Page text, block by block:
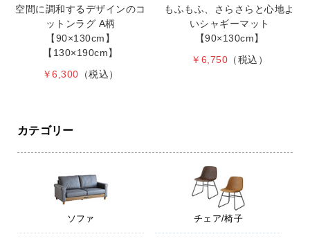
空間に調和するデザインのコ
ットンラグ A柄
【90×130cm】
【130×190cm】
￥6,300 （税込）
もふもふ、さらさらと心地よ
いシャギーマット
【90×130cm】
￥6,750 （税込）
カテゴリー
ソファ チェア/椅子